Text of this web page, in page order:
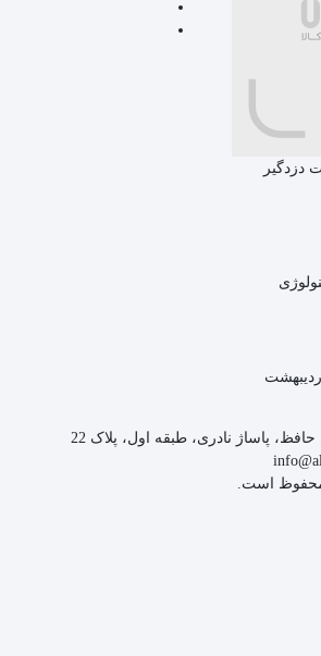
دزدگیر
اردیبهشت
پاساژ نادری، طبقه اول، پلاک 22
محفوظ است.